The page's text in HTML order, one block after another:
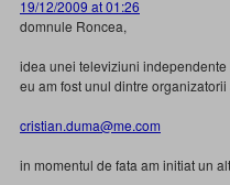
19/12/2009 at 01:26
domnule Roncea,
idea unei televiziuni independente
eu am fost unul dintre
cristian.duma@me.com
in momentul de fata am initiat un